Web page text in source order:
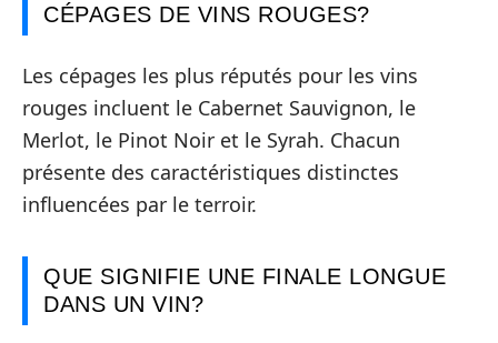
CÉPAGES DE VINS ROUGES?
Les cépages les plus réputés pour les vins
rouges incluent le Cabernet Sauvignon, le
Merlot, le Pinot Noir et le Syrah. Chacun
présente des caractéristiques distinctes
influencées par le terroir.
QUE SIGNIFIE UNE FINALE LONGUE
DANS UN VIN?